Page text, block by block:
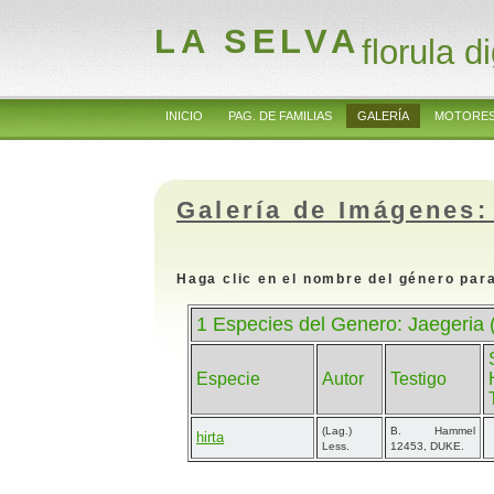
LA SELVAflorula
INICIO PAG. DE FAMILIAS GALERÍA
Galería de
Haga clic en el nombre del género
1 Especies del Genero: Jaegeria
Especie Autor Testigo
hirta
(Lag.)
Less.
B. Hammel
12453, DUKE.